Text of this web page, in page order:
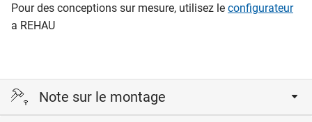
Pour des conceptions sur mesure, utilisez le configurateur
a REHAU
Note sur le montage